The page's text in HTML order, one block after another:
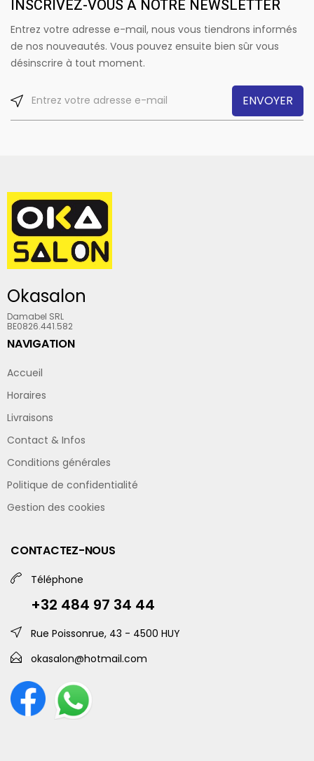
INSCRIVEZ-VOUS À NOTRE NEWSLETTER
Entrez votre adresse e-mail, nous vous tiendrons informés
de nos nouveautés. Vous pouvez ensuite bien sûr vous
désinscrire à tout moment.
ENVOYER
Okasalon
Damabel SRL
BE0826.441.582
NAVIGATION
Accueil
Horaires
Livraisons
Contact & Infos
Conditions générales
Politique de confidentialité
Gestion des cookies
CONTACTEZ-NOUS
Téléphone
+32 484 97 34 44
Rue Poissonrue, 43 - 4500 HUY
okasalon@hotmail.com